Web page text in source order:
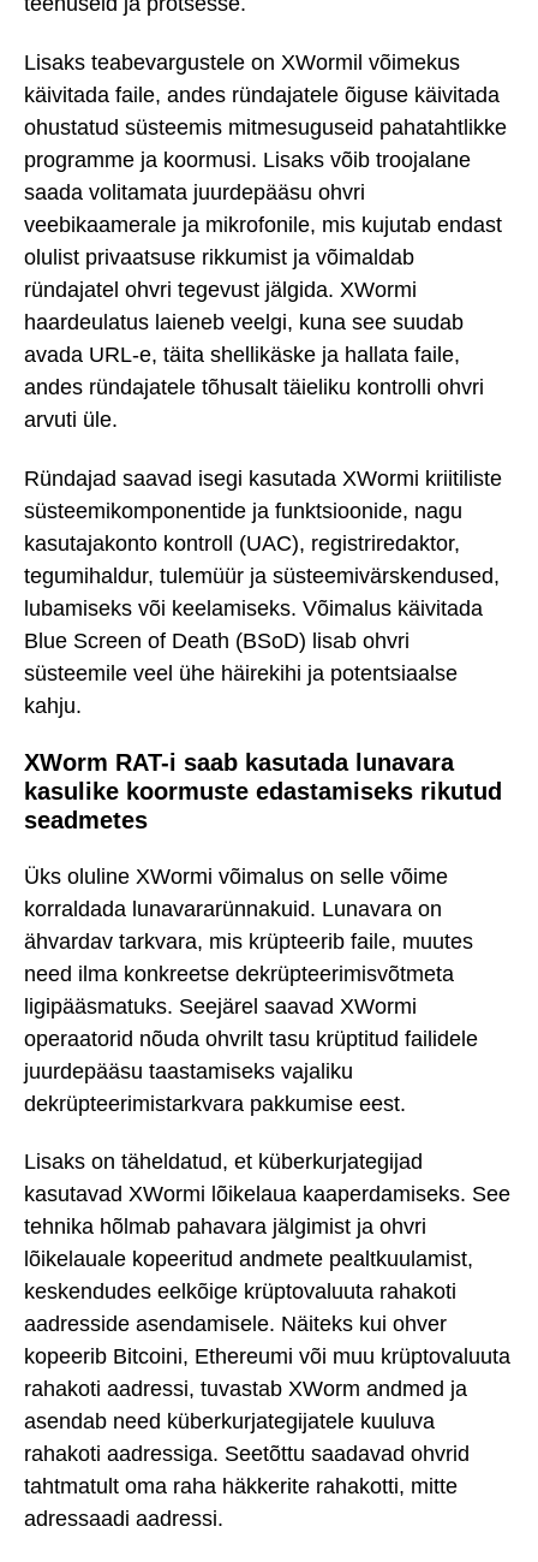
Lisaks teabevargustele on XWormil võimekus
käivitada faile, andes ründajatele õiguse käivitada
ohustatud süsteemis mitmesuguseid pahatahtlikke
programme ja koormusi. Lisaks võib troojalane
saada volitamata juurdepääsu ohvri
veebikaamerale ja mikrofonile, mis kujutab endast
olulist privaatsuse rikkumist ja võimaldab
ründajatel ohvri tegevust jälgida. XWormi
haardeulatus laieneb veelgi, kuna see suudab
avada URL-e, täita shellikäske ja hallata faile,
andes ründajatele tõhusalt täieliku kontrolli ohvri
arvuti üle.
Ründajad saavad isegi kasutada XWormi kriitiliste
süsteemikomponentide ja funktsioonide, nagu
kasutajakonto kontroll (UAC), registriredaktor,
tegumihaldur, tulemüür ja süsteemivärskendused,
lubamiseks või keelamiseks. Võimalus käivitada
Blue Screen of Death (BSoD) lisab ohvri
süsteemile veel ühe häirekihi ja potentsiaalse
kahju.
XWorm RAT-i saab kasutada lunavara
kasulike koormuste edastamiseks rikutud
seadmetes
Üks oluline XWormi võimalus on selle võime
korraldada lunavararünnakuid. Lunavara on
ähvardav tarkvara, mis krüpteerib faile, muutes
need ilma konkreetse dekrüpteerimisvõtmeta
ligipääsmatuks. Seejärel saavad XWormi
operaatorid nõuda ohvrilt tasu krüptitud failidele
juurdepääsu taastamiseks vajaliku
dekrüpteerimistarkvara pakkumise eest.
Lisaks on täheldatud, et küberkurjategijad
kasutavad XWormi lõikelaua kaaperdamiseks. See
tehnika hõlmab pahavara jälgimist ja ohvri
lõikelauale kopeeritud andmete pealtkuulamist,
keskendudes eelkõige krüptovaluuta rahakoti
aadresside asendamisele. Näiteks kui ohver
kopeerib Bitcoini, Ethereumi või muu krüptovaluuta
rahakoti aadressi, tuvastab XWorm andmed ja
asendab need küberkurjategijatele kuuluva
rahakoti aadressiga. Seetõttu saadavad ohvrid
tahtmatult oma raha häkkerite rahakotti, mitte
adressaadi aadressi.